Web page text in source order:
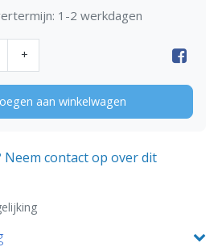
1-2 werkdagen
+
aan winkelwagen
Neem contact op over dit